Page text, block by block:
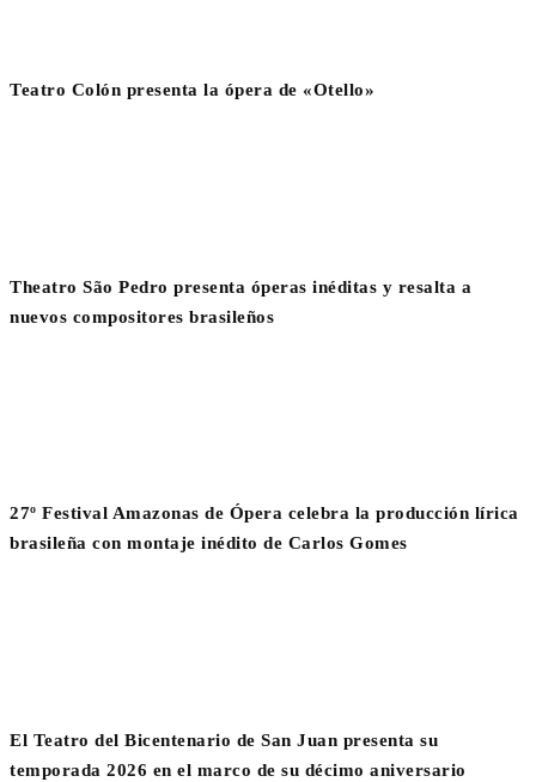
Teatro Colón presenta la ópera de «Otello»
Theatro São Pedro presenta óperas inéditas y resalta a
nuevos compositores brasileños
27º Festival Amazonas de Ópera celebra la producción lírica
brasileña con montaje inédito de Carlos Gomes
El Teatro del Bicentenario de San Juan presenta su
temporada 2026 en el marco de su décimo aniversario